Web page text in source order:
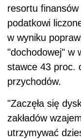
resortu finansów
podatkowi
w wyniku
"dochodowej" w
stawce 43 proc.
przychodów.
"Zaczęła się
zakładów
utrzymywać